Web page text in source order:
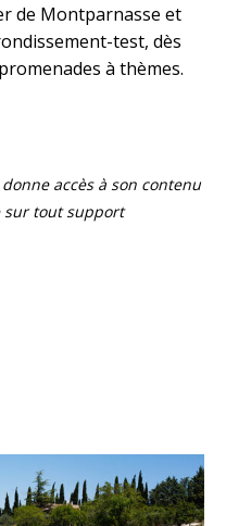
de Montparnasse et
test, dès
à thèmes.
accès à son contenu
sur tout support